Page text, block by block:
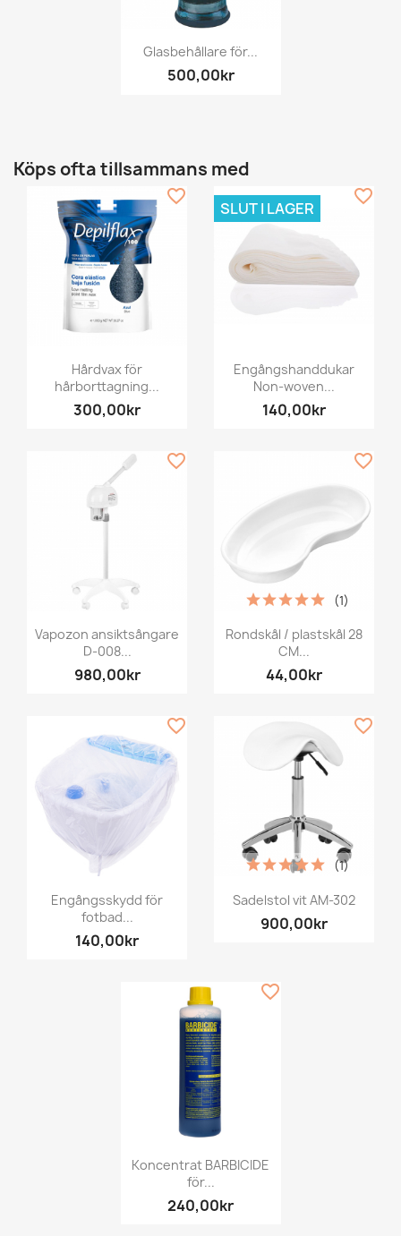
Glasbehållare för...
500,00kr
Köps ofta tillsammans med
Hårdvax för
hårborttagning...
300,00kr
favorite_border
Engångshanddukar
Non-woven...
140,00kr
SLUT I LAGER
favorite_border
Vapozon ansiktsångare
D-008...
980,00kr
favorite_border
Rondskål / plastskål 28
CM...
44,00kr
(1)
favorite_border
Engångsskydd för
fotbad...
140,00kr
favorite_border
Sadelstol vit AM-302
900,00kr
(1)
favorite_border
Koncentrat BARBICIDE
för...
240,00kr
favorite_border